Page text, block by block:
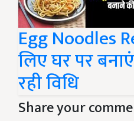
Egg Noodles
लिए घर पर
रही विधि
Share your